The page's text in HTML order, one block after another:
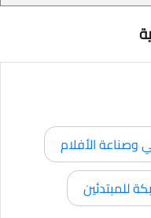
وصناعة الأفلام
للمبتدئين